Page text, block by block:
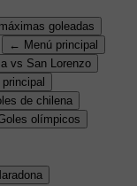
goleadas
← Menú principal
vs San Lorenzo
de chilena
olímpicos